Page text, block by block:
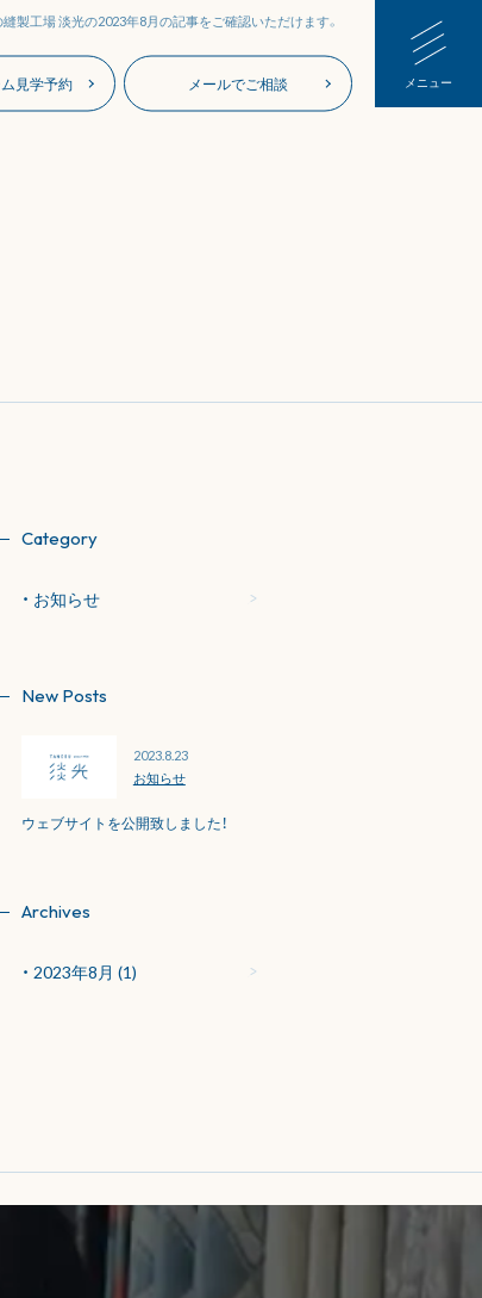
見学予約 メールでご相談 メニュー
製工場 淡光の2023年8月の記事をご確認いただけます。
Category
お知らせ
New Posts
2023.8.23
お知らせ
ウェブサイトを公開致しました！
Archives
2023年8月 (1)